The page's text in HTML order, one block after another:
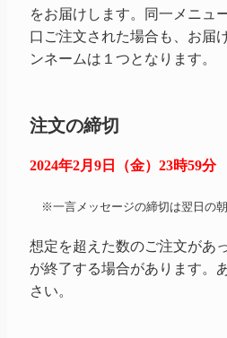
をお届けします。同一メニュ
口ご注文された場合も、お届
ンネームは１つとなります。
注文の締切
2024年2月9日（金）23時59分
※一言メッセージの締切は翌日の朝
想定を超えた数のご注文があ
が終了する場合があります。
さい。